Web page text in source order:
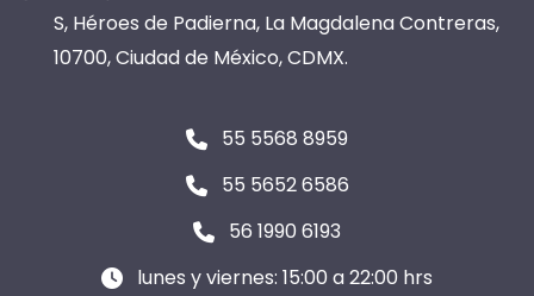
S, Héroes de Padierna, La Magdalena Contreras,
10700, Ciudad de México, CDMX.
55 5568 8959
55 5652 6586
56 1990 6193
lunes y viernes: 15:00 a 22:00 hrs